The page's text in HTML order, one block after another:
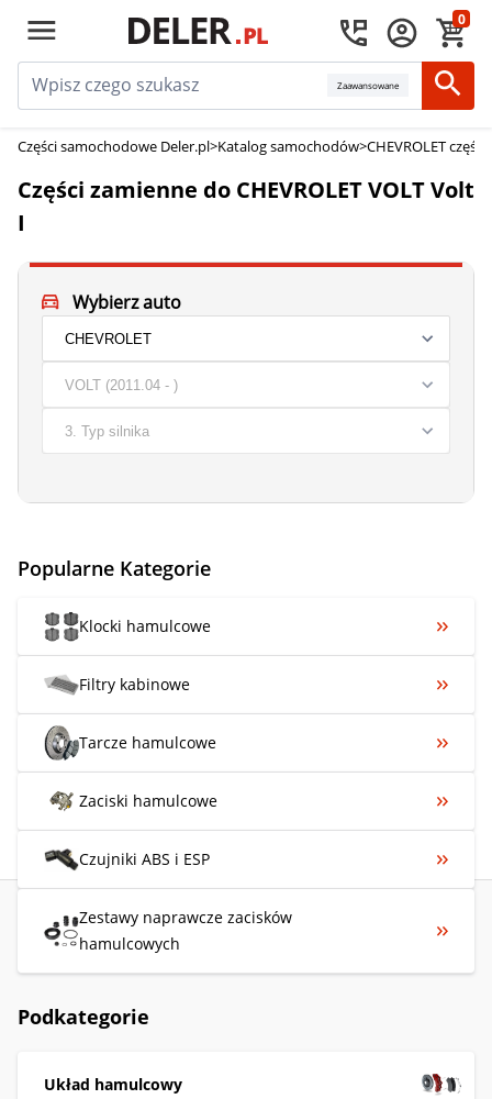
0
Zaawansowane
Części samochodowe Deler.pl>Katalog samochodów>CHEVROLET
Części zamienne do CHEVROLET VOLT Volt
I
Wybierz auto
Popularne Kategorie
Klocki hamulcowe
Filtry kabinowe
Tarcze hamulcowe
Zaciski hamulcowe
Czujniki ABS i ESP
Zestawy naprawcze zacisków
hamulcowych
Podkategorie
Układ hamulcowy